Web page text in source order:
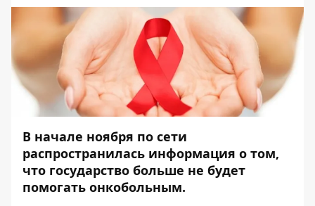
В начале ноября по сети
распространилась информация о том,
что государство больше не будет
помогать онкобольным.